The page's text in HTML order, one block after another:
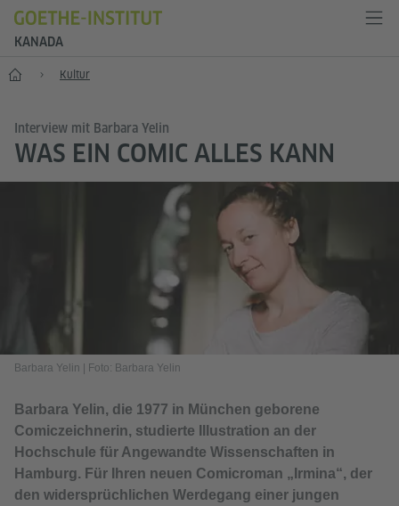
KANADA
Start Kultur
Interview mit Barbara Yelin
WAS EIN COMIC ALLES KANN
Barbara Yelin Foto: Barbara Yelin
Barbara Yelin, die 1977 in München geborene
Comiczeichnerin, studierte Illustration an der
Hochschule für Angewandte Wissenschaften in
Hamburg. Für Ihren neuen Comicroman „Irmina“, der
den widersprüchlichen Werdegang einer jungen